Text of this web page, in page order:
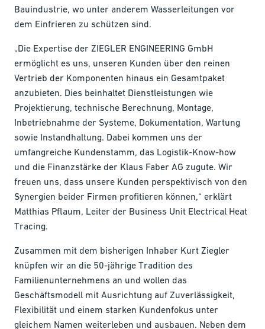
Bauindustrie, wo unter anderem Wasserleitungen vor
dem Einfrieren zu schützen sind.
„Die Expertise der ZIEGLER ENGINEERING GmbH
ermöglicht es uns, unseren Kunden über den reinen
Vertrieb der Komponenten hinaus ein Gesamtpaket
anzubieten. Dies beinhaltet Dienstleistungen wie
Projektierung, technische Berechnung, Montage,
Inbetriebnahme der Systeme, Dokumentation, Wartung
sowie Instandhaltung. Dabei kommen uns der
umfangreiche Kundenstamm, das Logistik-Know-how
und die Finanzstärke der Klaus Faber AG zugute. Wir
freuen uns, dass unsere Kunden perspektivisch von den
Synergien beider Firmen profitieren können,“ erklärt
Matthias Pflaum, Leiter der Business Unit Electrical Heat
Tracing.
Zusammen mit dem bisherigen Inhaber Kurt Ziegler
knüpfen wir an die 50-jährige Tradition des
Familienunternehmens an und wollen das
Geschäftsmodell mit Ausrichtung auf Zuverlässigkeit,
Flexibilität und einem starken Kundenfokus unter
gleichem Namen weiterleben und ausbauen. Neben dem